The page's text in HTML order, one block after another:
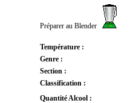
Préparer au Blender
Température :
Genre :
Section :
Classification :
Quantité Alcool :